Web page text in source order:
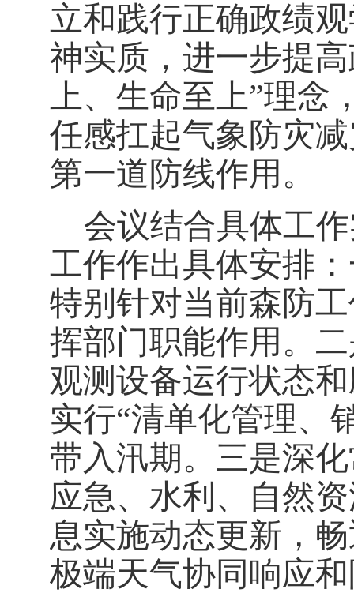
立和践行正确政绩
神实质，进一步提
上、生命至上”理
任感扛起气象防灾
第一道防线作用。
会议结合具体工
工作作出具体安排
特别针对当前森防
挥部门职能作用。
观测设备运行状态
实行“清单化管理、
带入汛期。三是深
应急、水利、自然
息实施动态更新，
极端天气协同响应